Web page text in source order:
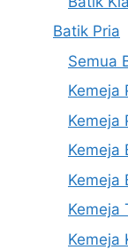
Batik Pria
Semua
Kemeja
Kemeja
Kemeja
Kemeja
Kemeja
Kemeja